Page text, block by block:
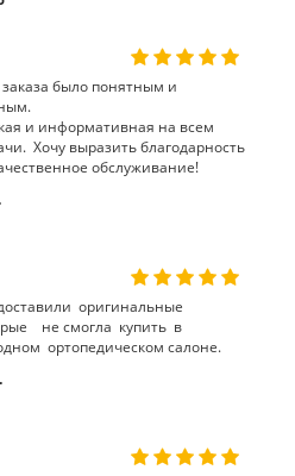
было понятным и
и информативная на всем
Хочу выразить благодарность
обслуживание!
оригинальные
не смогла купить в
ортопедическом салоне.